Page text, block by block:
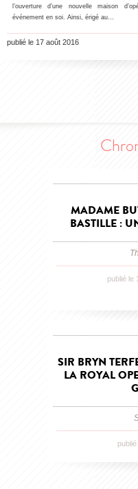
l’ouverture d’une nouvelle maison
événement en soi. Ainsi, érigé au…
publié le 17 août 2016
MADAME
BASTILLE :
publié le
SIR BRYN
LA ROYAL